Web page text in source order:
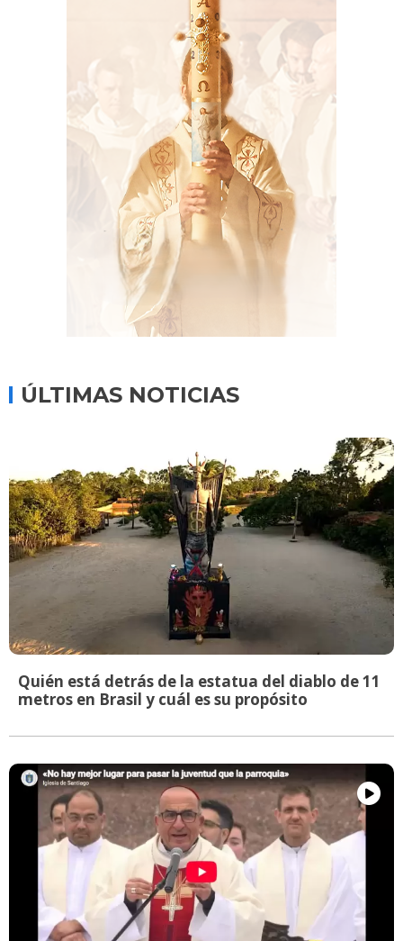
ÚLTIMAS NOTICIAS
Quién está detrás de la estatua del diablo de 11
metros en Brasil y cuál es su propósito